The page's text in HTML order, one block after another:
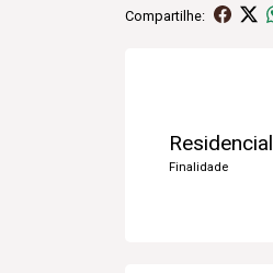
Compartilhe:
Residencial
Finalidade